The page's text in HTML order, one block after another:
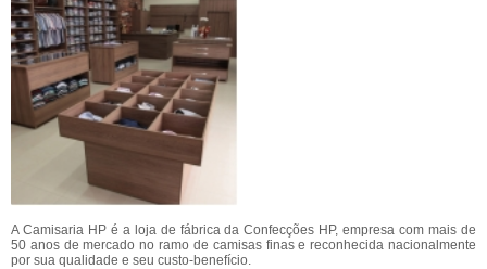
A Camisaria HP é a loja de fábrica da Confecções HP, empresa com mais de
50 anos de mercado no ramo de camisas finas e reconhecida nacionalmente
por sua qualidade e seu custo-benefício.